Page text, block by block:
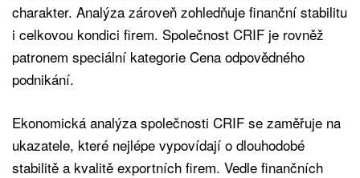
charakter. Analýza zároveň zohledňuje finanční stabilitu
i celkovou kondici firem. Společnost CRIF je rovněž
patronem speciální kategorie Cena odpovědného
podnikání.
Ekonomická analýza společnosti CRIF se zaměřuje na
ukazatele, které nejlépe vypovídají o dlouhodobé
stabilitě a kvalitě exportních firem. Vedle finančních